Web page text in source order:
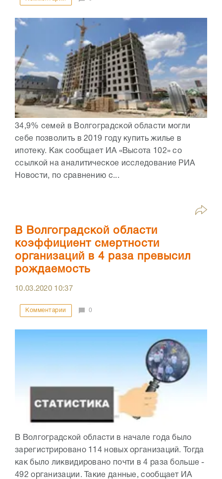
34,9% семей в Волгоградской области могли
себе позволить в 2019 году купить жилье в
ипотеку. Как сообщает ИА «Высота 102» со
ссылкой на аналитическое исследование РИА
Новости, по сравнению с...
В Волгоградской области
коэффициент смертности
организаций в 4 раза превысил
рождаемость
10.03.2020 10:37
Комментарии 0
В Волгоградской области в начале года было
зарегистрировано 114 новых организаций. Тогда
как было ликвидировано почти в 4 раза больше -
492 организации. Такие данные, сообщает ИА